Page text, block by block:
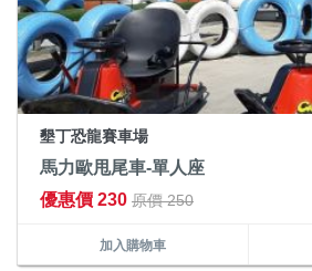
墾丁恐龍賽車場
馬力歐甩尾車-單人座
優惠價 230 原價 250
加入購物車